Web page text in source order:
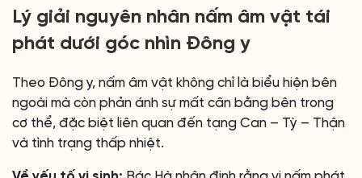
Lý giải nguyên nhân nấm âm vật tái
phát dưới góc nhìn Đông y
Theo Đông y, nấm âm vật không chỉ là biểu hiện bên
ngoài mà còn phản ánh sự mất cân bằng bên trong
cơ thể, đặc biệt liên quan đến tạng Can – Tỳ – Thận
và tình trạng thấp nhiệt.